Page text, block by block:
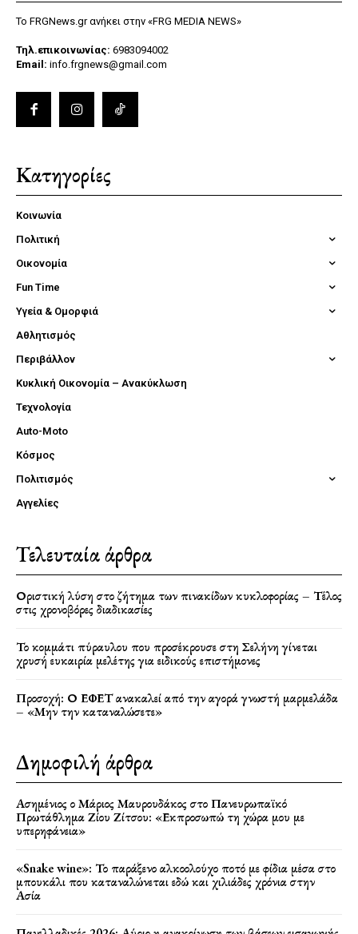
Το FRGNews.gr ανήκει στην «FRG MEDIA NEWS»
Τηλ.επικοινωνίας: 6983094002
Email: info.frgnews@gmail.com
Κατηγορίες
Κοινωνία
Πολιτική
Οικονομία
Fun Time
Υγεία & Ομορφιά
Αθλητισμός
Περιβάλλον
Κυκλική Οικονομία – Ανακύκλωση
Τεχνολογία
Auto-Moto
Κόσμος
Πολιτισμός
Αγγελίες
Τελευταία άρθρα
Οριστική λύση στο ζήτημα των πινακίδων κυκλοφορίας – Τέλος
στις χρονοβόρες διαδικασίες
Το κομμάτι πύραυλου που προσέκρουσε στη Σελήνη γίνεται
χρυσή ευκαιρία μελέτης για ειδικούς επιστήμονες
Προσοχή: Ο ΕΦΕΤ ανακαλεί από την αγορά γνωστή μαρμελάδα
– «Μην την καταναλώσετε»
Δημοφιλή άρθρα
Ασημένιος ο Μάριος Μαυρουδάκος στο Πανευρωπαϊκό
Πρωτάθλημα Ζίου Ζίτσου: «Εκπροσωπώ τη χώρα μου με
υπερηφάνεια»
«Snake wine»: Το παράξενο αλκοολούχο ποτό με φίδια μέσα στο
μπουκάλι που καταναλώνεται εδώ και χιλιάδες χρόνια στην
Ασία